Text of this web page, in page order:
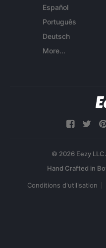
Español
Português
Deutsch
More...
© 2026 Eezy
Conditions d'utilisation